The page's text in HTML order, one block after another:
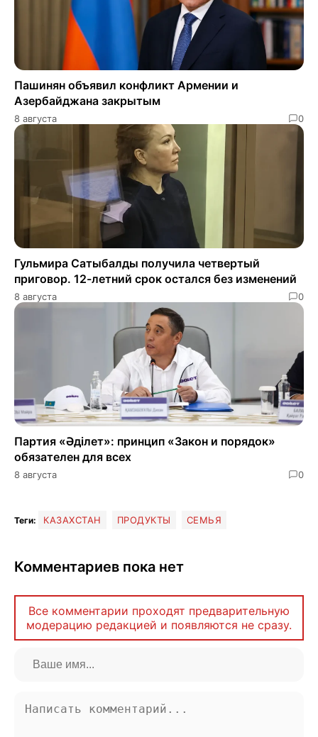
Пашинян объявил конфликт Армении и
Азербайджана закрытым
8 августа 0
Гульмира Сатыбалды получила четвертый
приговор. 12-летний срок остался без изменений
8 августа 0
Партия «Әділет»: принцип «Закон и порядок»
обязателен для всех
8 августа 0
Теги: КАЗАХСТАН ПРОДУКТЫ СЕМЬЯ
Комментариев пока нет
Все комментарии проходят предварительную
модерацию редакцией и появляются не сразу.